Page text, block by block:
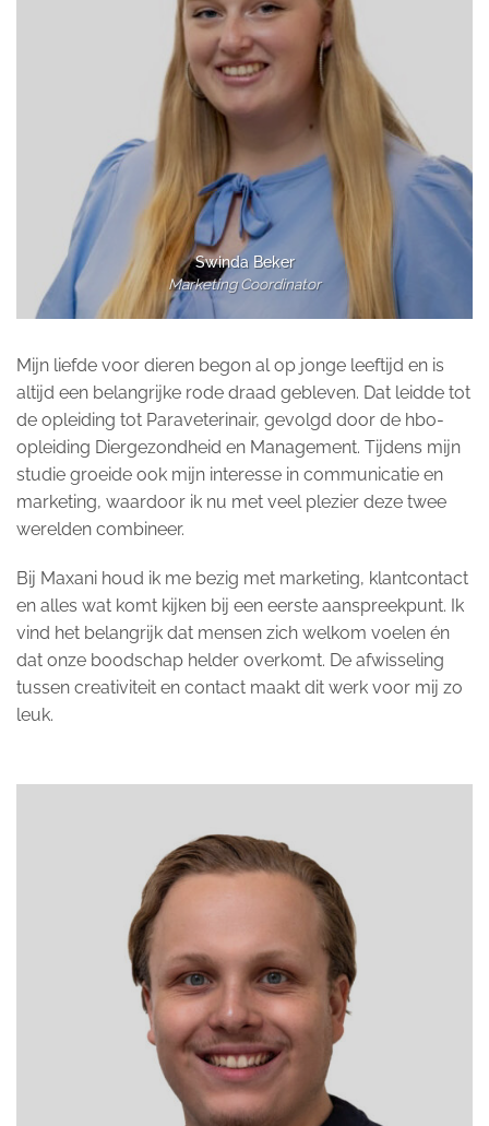
Swinda Beker
Marketing Coordinator
Mijn liefde voor dieren begon al op jonge leeftijd en is
altijd een belangrijke rode draad gebleven. Dat leidde tot
de opleiding tot Paraveterinair, gevolgd door de hbo-
opleiding Diergezondheid en Management. Tijdens mijn
studie groeide ook mijn interesse in communicatie en
marketing, waardoor ik nu met veel plezier deze twee
werelden combineer.
Bij Maxani houd ik me bezig met marketing, klantcontact
en alles wat komt kijken bij een eerste aanspreekpunt. Ik
vind het belangrijk dat mensen zich welkom voelen én
dat onze boodschap helder overkomt. De afwisseling
tussen creativiteit en contact maakt dit werk voor mij zo
leuk.